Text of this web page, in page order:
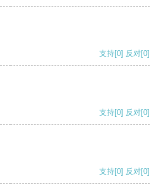
支持[0] 反对[0]
支持[0] 反对[0]
支持[0] 反对[0]